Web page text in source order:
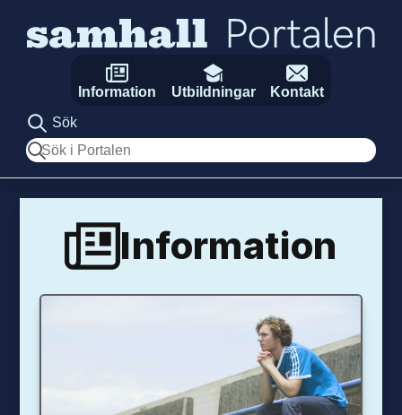
Information Utbildningar
Kontakt
Sök
Sök
Information